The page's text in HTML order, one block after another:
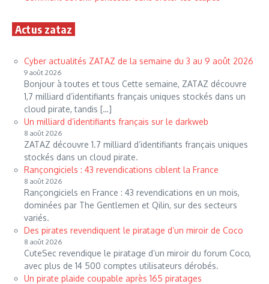
Actus zataz
Cyber actualités ZATAZ de la semaine du 3 au 9 août 2026
9 août 2026
Bonjour à toutes et tous Cette semaine, ZATAZ découvre
1,7 milliard d’identifiants français uniques stockés dans un
cloud pirate, tandis […]
Un milliard d’identifiants français sur le darkweb
8 août 2026
ZATAZ découvre 1.7 milliard d’identifiants français uniques
stockés dans un cloud pirate.
Rançongiciels : 43 revendications ciblent la France
8 août 2026
Rançongiciels en France : 43 revendications en un mois,
dominées par The Gentlemen et Qilin, sur des secteurs
variés.
Des pirates revendiquent le piratage d’un miroir de Coco
8 août 2026
CuteSec revendique le piratage d’un miroir du forum Coco,
avec plus de 14 500 comptes utilisateurs dérobés.
Un pirate plaide coupable après 165 piratages